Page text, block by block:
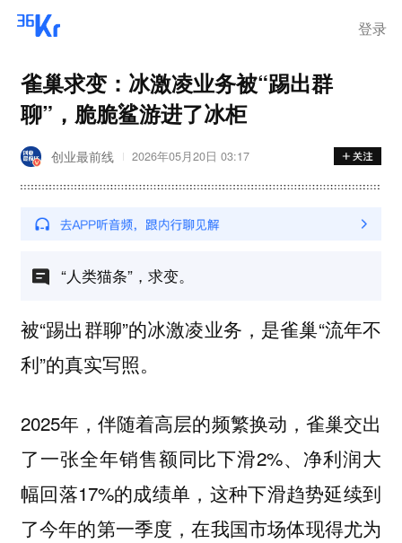
登录
雀巢求变：冰激凌业务被“踢出群
聊”，脆脆鲨游进了冰柜
创业最前线 2026年05月20日 03:17
“人类猫条”，求变。
被“踢出群聊”的冰激凌业务，是雀巢“流年不
利”的真实写照。
2025年，伴随着高层的频繁换动，雀巢交出
了一张全年销售额同比下滑2%、净利润大
幅回落17%的成绩单，这种下滑趋势延续到
了今年的第一季度，在我国市场体现得尤为